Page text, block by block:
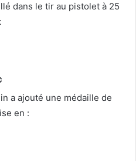
dans le tir au pistolet à 25
a ajouté une médaille de
en :